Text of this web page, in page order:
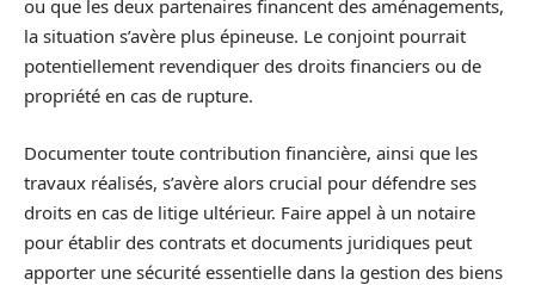
ou que les deux partenaires financent des aménagements,
la situation s’avère plus épineuse. Le conjoint pourrait
potentiellement revendiquer des droits financiers ou de
propriété en cas de rupture.
Documenter toute contribution financière, ainsi que les
travaux réalisés, s’avère alors crucial pour défendre ses
droits en cas de litige ultérieur. Faire appel à un notaire
pour établir des contrats et documents juridiques peut
apporter une sécurité essentielle dans la gestion des biens